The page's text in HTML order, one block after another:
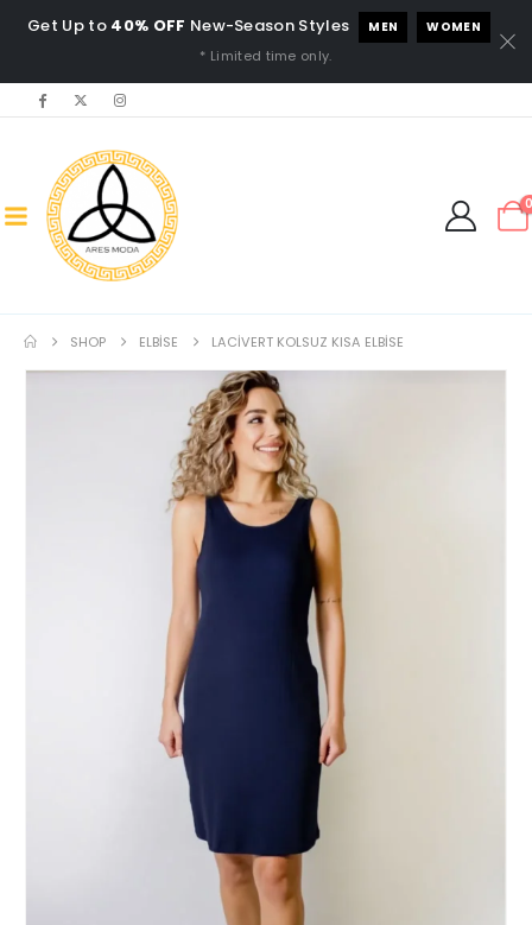
Get Up to 40% OFF New-Season Styles MEN WOMEN
* Limited time only.
SHOP ELBISE LACIVERT KOLSUZ KISA ELBISE